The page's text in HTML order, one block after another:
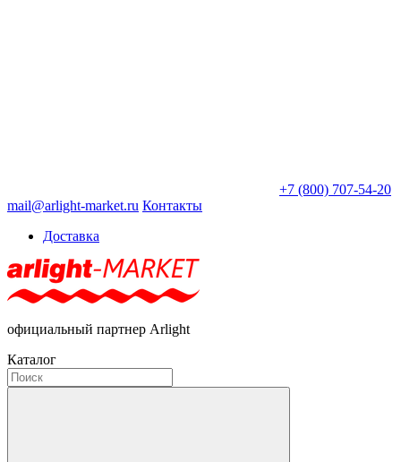
+7 (800) 707-54-20
mail@arlight-market.ru Контакты
Доставка
официальный партнер Arlight
Каталог